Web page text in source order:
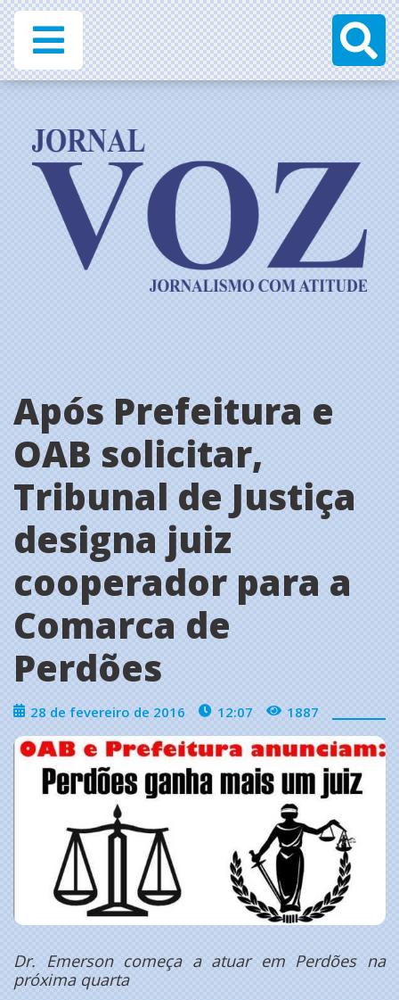
Após Prefeitura e
OAB solicitar,
Tribunal de Justiça
designa juiz
cooperador para a
Comarca de
Perdões
28 de fevereiro de 2016 12:07 1887
Dr. Emerson começa a atuar em Perdões na
próxima quarta